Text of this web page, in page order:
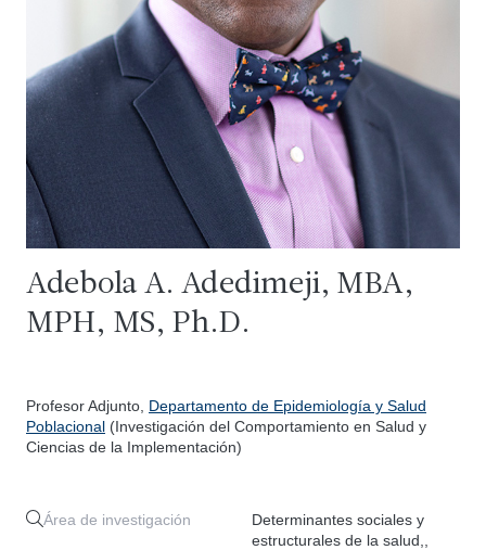
Adebola A. Adedimeji, MBA,
MPH, MS, Ph.D.
Profesor Adjunto, Departamento de Epidemiología y Salud
Poblacional (Investigación del Comportamiento en Salud y
Ciencias de la Implementación)
Área de investigación
Determinantes sociales y
estructurales de la salud,,